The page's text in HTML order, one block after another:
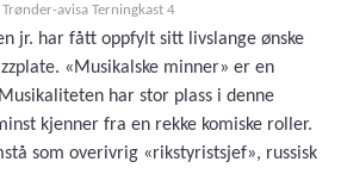
avisa Terningkast 4
jr. har fått oppfylt sitt livslange ønske
«Musikalske minner» er en
har stor plass i denne
kjenner fra en rekke komiske roller.
som overivrig «rikstyristsjef», russisk